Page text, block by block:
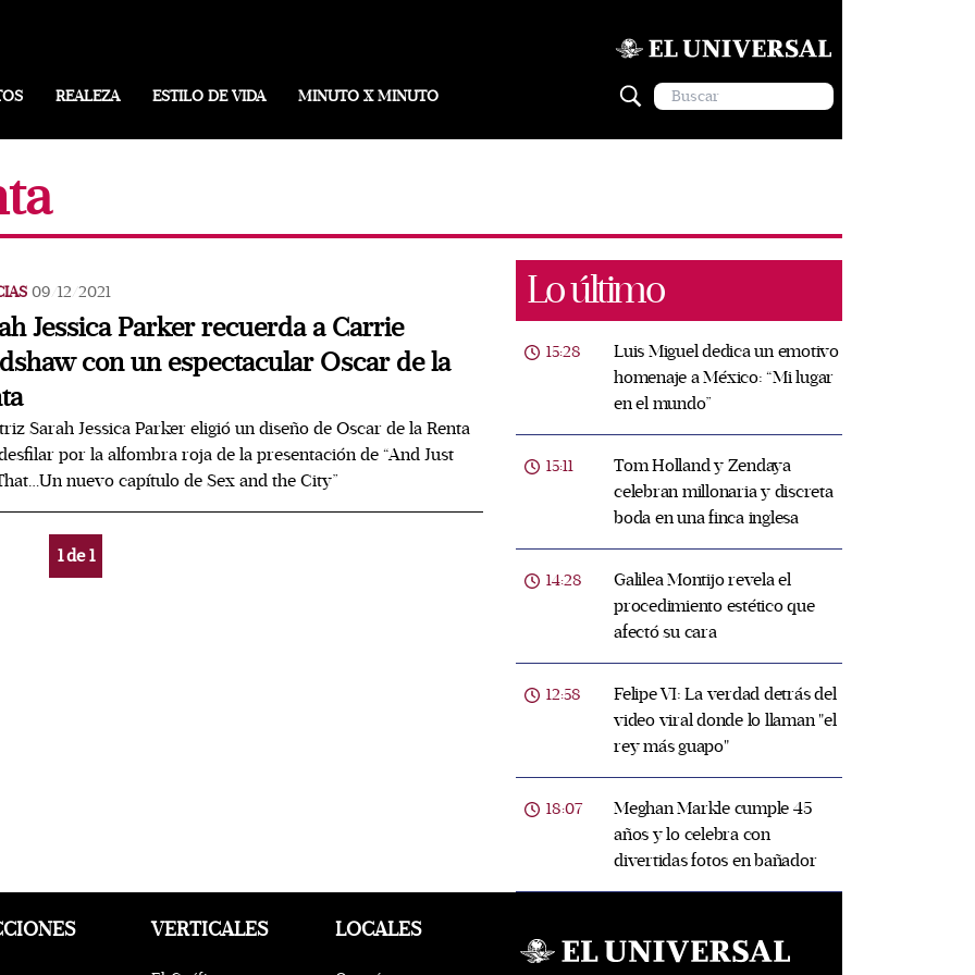
REALEZA ESTILO DE VIDA MINUTO X MINUTO
09/12/2021
Jessica Parker recuerda a Carrie
con un espectacular Oscar de la
Sarah Jessica Parker eligió un diseño de Oscar de la Renta
por la alfombra roja de la presentación de “And Just
nuevo capítulo de Sex and the City”
1de1
Lo último
15:28
Luis Miguel dedica un emotivo
homenaje a México: “Mi lugar
en el mundo”
15:11
Tom Holland y Zendaya
celebran millonaria y discreta
boda en una finca inglesa
14:28
Galilea Montijo revela el
procedimiento estético que
afectó su cara
12:58
Felipe VI: La verdad detrás del
video viral donde lo llaman "el
rey más guapo"
18:07
Meghan Markle cumple 45
años y lo celebra con
divertidas fotos en bañador
VERTICALES LOCALES